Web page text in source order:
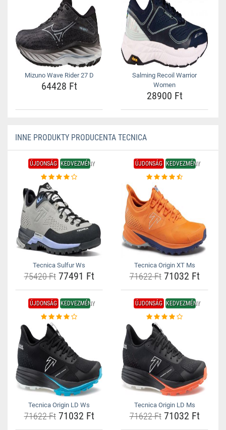
Mizuno Wave Rider 27 D
64428 Ft
Salming Recoil Warrior
Women
28900 Ft
INNE PRODUKTY PRODUCENTA TECNICA
ÚJDONSÁG KEDVEZMÉNY
Tecnica Sulfur Ws
75420 Ft77491 Ft
ÚJDONSÁG KEDVEZMÉNY
Tecnica Origin XT Ms
71622 Ft71032 Ft
ÚJDONSÁG KEDVEZMÉNY
Tecnica Origin LD Ws
71622 Ft71032 Ft
ÚJDONSÁG KEDVEZMÉNY
Tecnica Origin LD Ms
71622 Ft71032 Ft